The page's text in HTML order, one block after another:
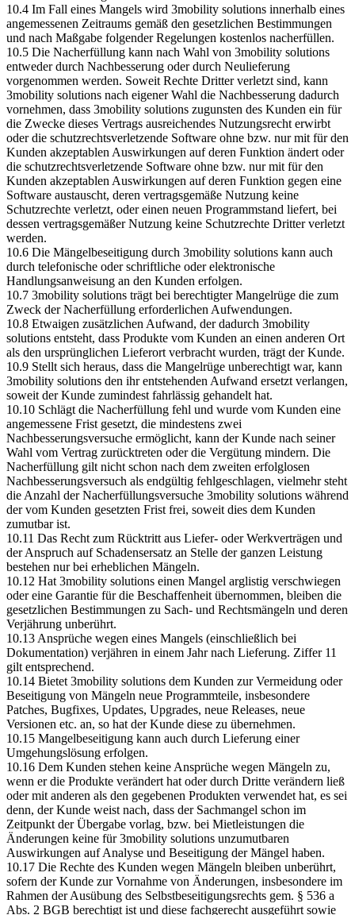
10.4 Im Fall eines Mangels wird 3mobility solutions innerhalb eines
angemessenen Zeitraums gemäß den gesetzlichen Bestimmungen
und nach Maßgabe folgender Regelungen kostenlos nacherfüllen.
10.5 Die Nacherfüllung kann nach Wahl von 3mobility solutions
entweder durch Nachbesserung oder durch Neulieferung
vorgenommen werden. Soweit Rechte Dritter verletzt sind, kann
3mobility solutions nach eigener Wahl die Nachbesserung dadurch
vornehmen, dass 3mobility solutions zugunsten des Kunden ein für
die Zwecke dieses Vertrags ausreichendes Nutzungsrecht erwirbt
oder die schutzrechtsverletzende Software ohne bzw. nur mit für den
Kunden akzeptablen Auswirkungen auf deren Funktion ändert oder
die schutzrechtsverletzende Software ohne bzw. nur mit für den
Kunden akzeptablen Auswirkungen auf deren Funktion gegen eine
Software austauscht, deren vertragsgemäße Nutzung keine
Schutzrechte verletzt, oder einen neuen Programmstand liefert, bei
dessen vertragsgemäßer Nutzung keine Schutzrechte Dritter verletzt
werden.
10.6 Die Mängelbeseitigung durch 3mobility solutions kann auch
durch telefonische oder schriftliche oder elektronische
Handlungsanweisung an den Kunden erfolgen.
10.7 3mobility solutions trägt bei berechtigter Mangelrüge die zum
Zweck der Nacherfüllung erforderlichen Aufwendungen.
10.8 Etwaigen zusätzlichen Aufwand, der dadurch 3mobility
solutions entsteht, dass Produkte vom Kunden an einen anderen Ort
als den ursprünglichen Lieferort verbracht wurden, trägt der Kunde.
10.9 Stellt sich heraus, dass die Mangelrüge unberechtigt war, kann
3mobility solutions den ihr entstehenden Aufwand ersetzt verlangen,
soweit der Kunde zumindest fahrlässig gehandelt hat.
10.10 Schlägt die Nacherfüllung fehl und wurde vom Kunden eine
angemessene Frist gesetzt, die mindestens zwei
Nachbesserungsversuche ermöglicht, kann der Kunde nach seiner
Wahl vom Vertrag zurücktreten oder die Vergütung mindern. Die
Nacherfüllung gilt nicht schon nach dem zweiten erfolglosen
Nachbesserungsversuch als endgültig fehlgeschlagen, vielmehr steht
die Anzahl der Nacherfüllungsversuche 3mobility solutions während
der vom Kunden gesetzten Frist frei, soweit dies dem Kunden
zumutbar ist.
10.11 Das Recht zum Rücktritt aus Liefer- oder Werkverträgen und
der Anspruch auf Schadensersatz an Stelle der ganzen Leistung
bestehen nur bei erheblichen Mängeln.
10.12 Hat 3mobility solutions einen Mangel arglistig verschwiegen
oder eine Garantie für die Beschaffenheit übernommen, bleiben die
gesetzlichen Bestimmungen zu Sach- und Rechtsmängeln und deren
Verjährung unberührt.
10.13 Ansprüche wegen eines Mangels (einschließlich bei
Dokumentation) verjähren in einem Jahr nach Lieferung. Ziffer 11
gilt entsprechend.
10.14 Bietet 3mobility solutions dem Kunden zur Vermeidung oder
Beseitigung von Mängeln neue Programmteile, insbesondere
Patches, Bugfixes, Updates, Upgrades, neue Releases, neue
Versionen etc. an, so hat der Kunde diese zu übernehmen.
10.15 Mangelbeseitigung kann auch durch Lieferung einer
Umgehungslösung erfolgen.
10.16 Dem Kunden stehen keine Ansprüche wegen Mängeln zu,
wenn er die Produkte verändert hat oder durch Dritte verändern ließ
oder mit anderen als den gegebenen Produkten verwendet hat, es sei
denn, der Kunde weist nach, dass der Sachmangel schon im
Zeitpunkt der Übergabe vorlag, bzw. bei Mietleistungen die
Änderungen keine für 3mobility solutions unzumutbaren
Auswirkungen auf Analyse und Beseitigung der Mängel haben.
10.17 Die Rechte des Kunden wegen Mängeln bleiben unberührt,
sofern der Kunde zur Vornahme von Änderungen, insbesondere im
Rahmen der Ausübung des Selbstbeseitigungsrechts gem. § 536 a
Abs. 2 BGB berechtigt ist und diese fachgerecht ausgeführt sowie